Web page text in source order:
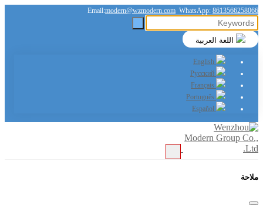
Email:modern@wzmodern.com WhatsApp: 8613566258066
ملاحة